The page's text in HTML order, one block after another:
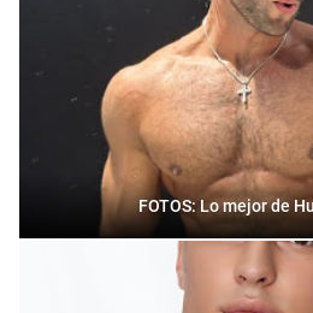
FOTOS: Lo mejor de